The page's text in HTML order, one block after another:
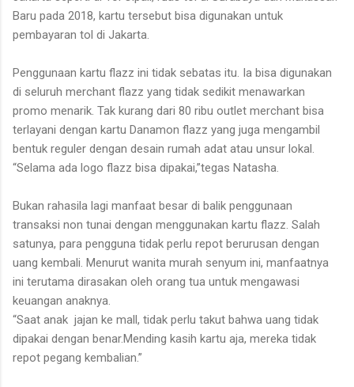
Baru pada 2018, kartu tersebut bisa digunakan untuk
pembayaran tol di Jakarta.
Penggunaan kartu flazz ini tidak sebatas itu. Ia bisa digunakan
di seluruh merchant flazz yang tidak sedikit menawarkan
promo menarik. Tak kurang dari 80 ribu outlet merchant bisa
terlayani dengan kartu Danamon flazz yang juga mengambil
bentuk reguler dengan desain rumah adat atau unsur lokal.
“Selama ada logo flazz bisa dipakai,”tegas Natasha.
Bukan rahasila lagi manfaat besar di balik penggunaan
transaksi non tunai dengan menggunakan kartu flazz. Salah
satunya, para pengguna tidak perlu repot berurusan dengan
uang kembali. Menurut wanita murah senyum ini, manfaatnya
ini terutama dirasakan oleh orang tua untuk mengawasi
keuangan anaknya.
“Saat anak jajan ke mall, tidak perlu takut bahwa uang tidak
dipakai dengan benar.Mending kasih kartu aja, mereka tidak
repot pegang kembalian.”